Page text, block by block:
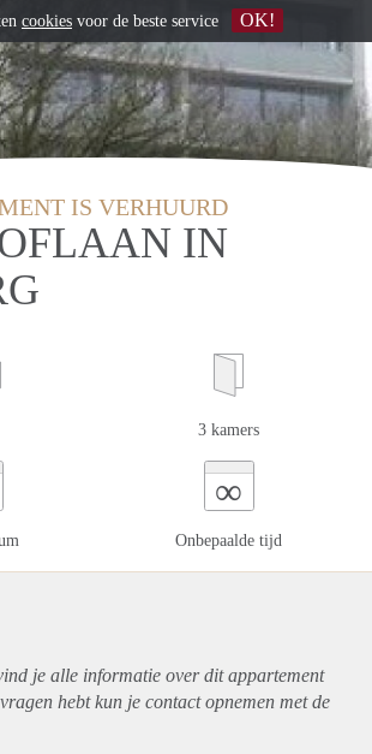
IS VERHUURD
IN
3 kamers
∞
Onbepaalde tijd
je alle informatie over ditappartement
hebt kun je contact opnemen met de
cookies voor de beste service OK!